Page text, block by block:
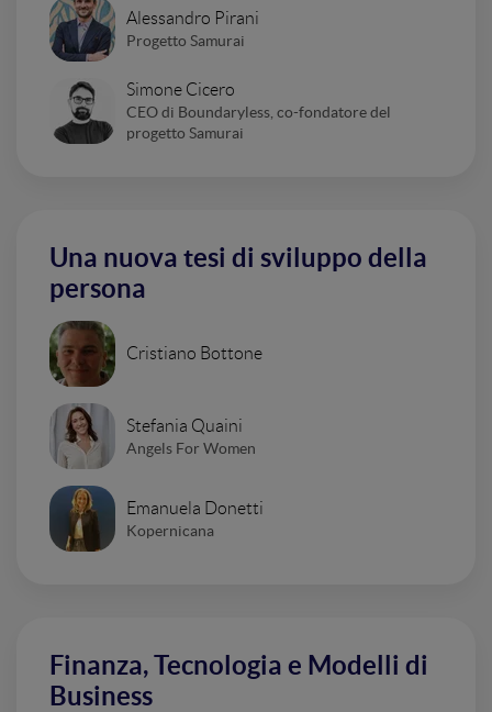
Alessandro Pirani
Progetto Samurai
Simone Cicero
CEO di Boundaryless, co-fondatore del
progetto Samurai
Una nuova tesi di sviluppo della
persona
Cristiano Bottone
Stefania Quaini
Angels For Women
Emanuela Donetti
Kopernicana
Finanza, Tecnologia e Modelli di
Business